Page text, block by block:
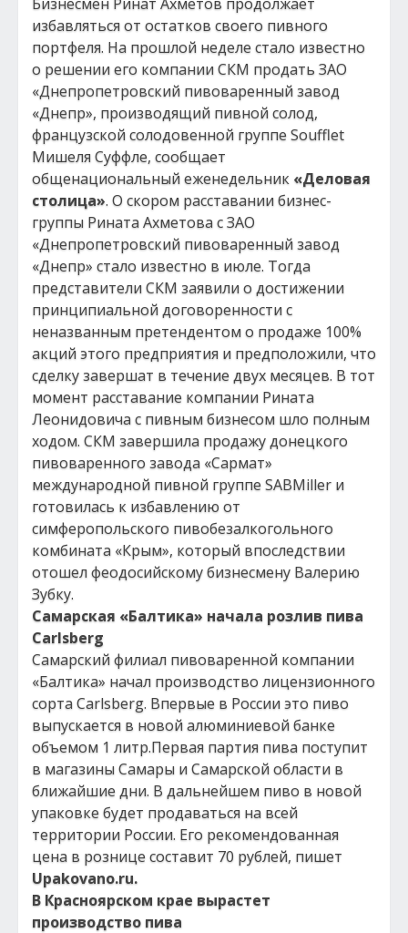
избавляться от остатков своего пивного
портфеля. На прошлой неделе стало известно
о решении его компании СКМ продать ЗАО
«Днепропетровский пивоваренный завод
«Днепр», производящий пивной солод,
французской солодовенной группе Soufflet
Мишеля Суффле, сообщает
общенациональный еженедельник «Деловая
столица». О скором расставании бизнес-
группы Рината Ахметова с ЗАО
«Днепропетровский пивоваренный завод
«Днепр» стало известно в июле. Тогда
представители СКМ заявили о достижении
принципиальной договоренности с
неназванным претендентом о продаже 100%
акций этого предприятия и предположили, что
сделку завершат в течение двух месяцев. В тот
момент расставание компании Рината
Леонидовича с пивным бизнесом шло полным
ходом. СКМ завершила продажу донецкого
пивоваренного завода «Сармат»
международной пивной группе SABMiller и
готовилась к избавлению от
симферопольского пивобезалкогольного
комбината «Крым», который впоследствии
отошел феодосийскому бизнесмену Валерию
Зубку.
Самарская «Балтика» начала розлив пива
Carlsberg
Самарский филиал пивоваренной компании
«Балтика» начал производство лицензионного
сорта Carlsberg. Впервые в России это пиво
выпускается в новой алюминиевой банке
объемом 1 литр.Первая партия пива поступит
в магазины Самары и Самарской области в
ближайшие дни. В дальнейшем пиво в новой
упаковке будет продаваться на всей
территории России. Его рекомендованная
цена в рознице составит 70 рублей, пишет
Upakovano.ru.
В Красноярском крае вырастет
производство пива